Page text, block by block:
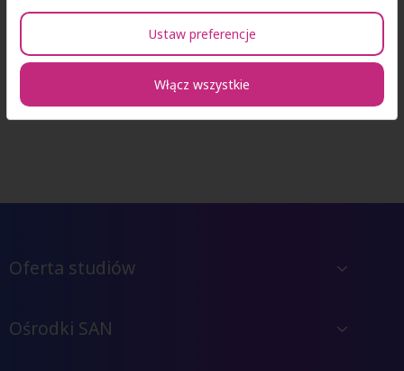
Oferta studiów
Ośrodki SAN
Ustaw preferencje
Włącz wszystkie